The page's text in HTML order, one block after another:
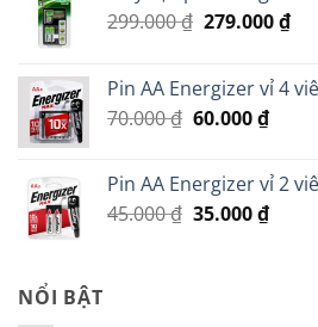
299.000₫ Giá
299.000 ₫.
279.000₫Giá
là:
Pin AA Energizer vỉ 4
70.000₫ Giá
70.000 ₫.
60.000₫Giá
là:
Pin AA Energizer vỉ 2
45.000₫ Giá
35.000₫Giá
NỔI BẬT